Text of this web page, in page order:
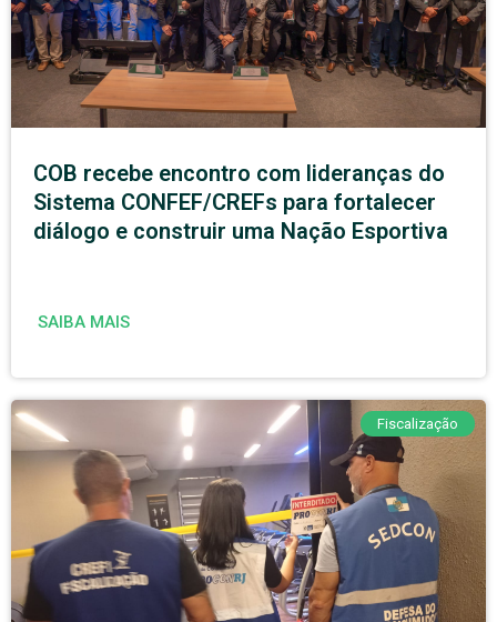
COB recebe encontro com lideranças do
Sistema CONFEF/CREFs para fortalecer
diálogo e construir uma Nação Esportiva
SAIBA MAIS
Fiscalização